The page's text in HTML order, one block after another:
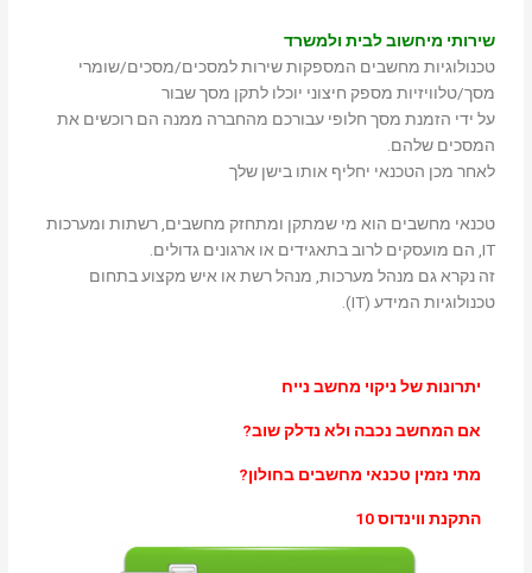
שירותי מיחשוב לבית ולמשרד
טכנולוגיות מחשבים המספקות שירות למסכים/מסכים/שומרי
מסך/טלוויזיות מספק חיצוני יוכלו לתקן מסך שבור
על ידי הזמנת מסך חלופי עבורכם מהחברה ממנה הם רוכשים את
המסכים שלהם.
לאחר מכן הטכנאי יחליף אותו בישן שלך
טכנאי מחשבים הוא מי שמתקן ומתחזק מחשבים, רשתות ומערכות
IT, הם מועסקים לרוב בתאגידים או ארגונים גדולים.
זה נקרא גם מנהל מערכות, מנהל רשת או איש מקצוע בתחום
טכנולוגיות המידע (IT).
יתרונות של ניקוי מחשב נייח
אם המחשב נכבה ולא נדלק שוב?
מתי נזמין טכנאי מחשבים בחולון?
התקנת ווינדוס 10